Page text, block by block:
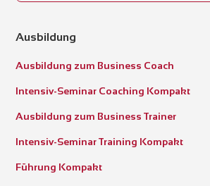
Ausbildung
Ausbildung zum Business Coach
Intensiv-Seminar Coaching Kompakt
Ausbildung zum Business Trainer
Intensiv-Seminar Training Kompakt
Führung Kompakt